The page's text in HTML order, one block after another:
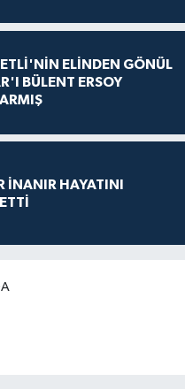
ELİNDEN GÖNÜL
BÜLENT ERSOY
İNANIR HAYATINI